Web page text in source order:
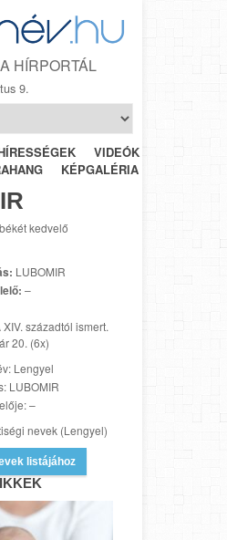
HÍRPORTÁL
9.
VIDEÓK
HÉTRŐL-
KÉPGALÉRIA
békét kedvelő
LUBOMIR
–
XIV. századtól ismert.
20. (6x)
Lengyel
LUBOMIR
–
nevek (Lengyel)
listájához